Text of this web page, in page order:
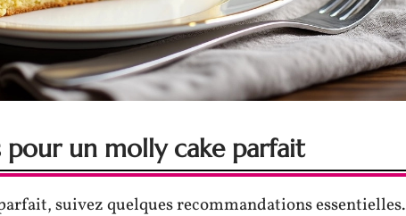
pour un molly cake parfait
suivez quelques recommandations essentielles.